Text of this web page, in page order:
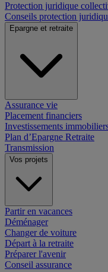
Protection juridique
Conseils protection
Epargne et retraite
Assurance vie
Placement financiers
Investissements
Plan d’Epargne Retraite
Transmission
Vos projets
Partir en vacances
Déménager
Changer de voiture
Départ à la retraite
Préparer l'avenir
Conseil assurance